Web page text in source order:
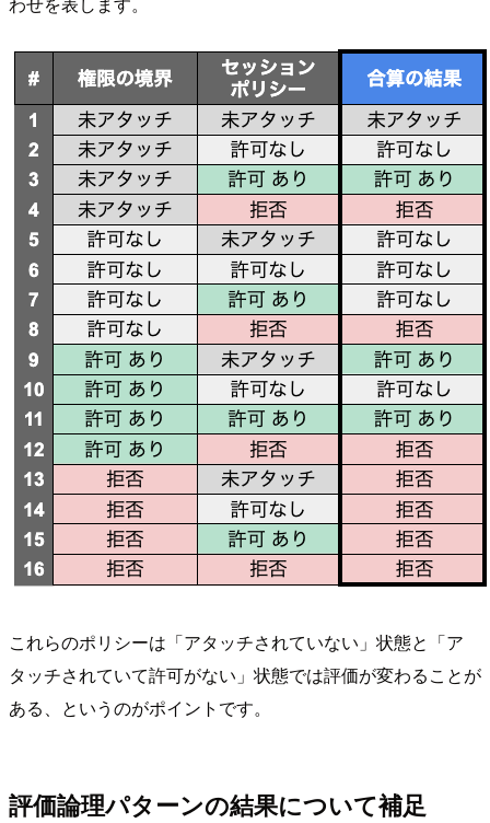
これらのポリシーは「アタッチされていない」状態と「ア
タッチされていて許可がない」状態では評価が変わることが
ある、というのがポイントです。
評価論理パターンの結果について補足